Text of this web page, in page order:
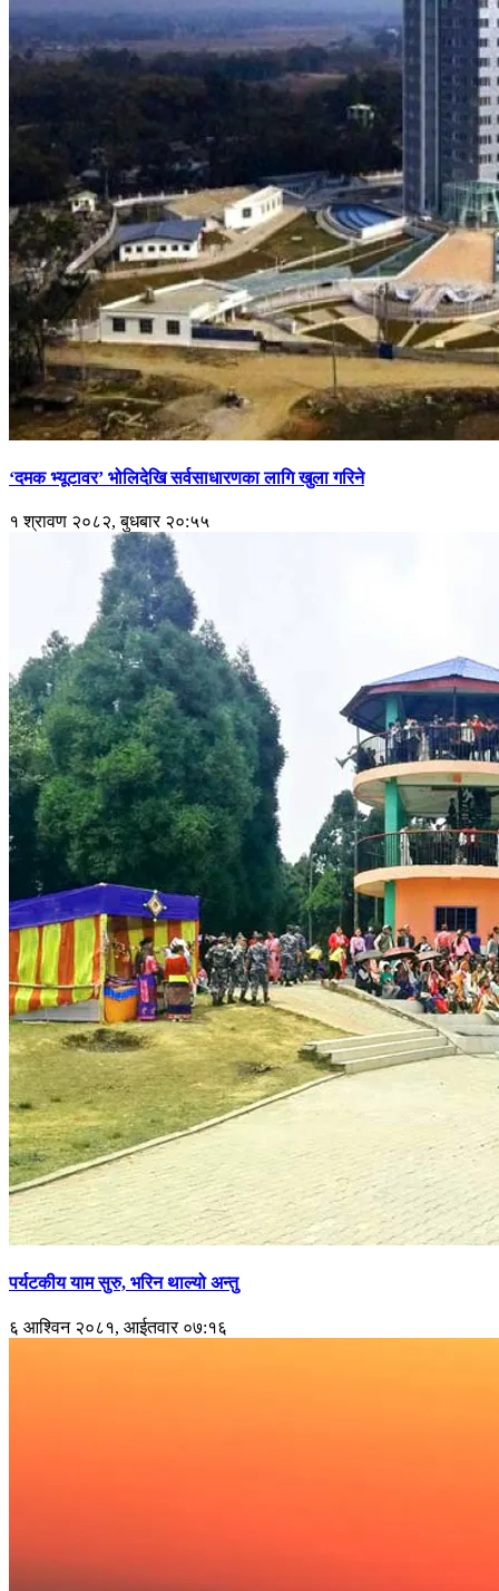
‘दमक भ्यूटावर’ भोलिदेखि सर्वसाधारणका लागि खुला गरिने
१ श्रावण २०८२, बुधबार २०:५५
पर्यटकीय याम सुरु, भरिन थाल्यो अन्तु
६ आश्विन २०८१, आईतवार ०७:१६